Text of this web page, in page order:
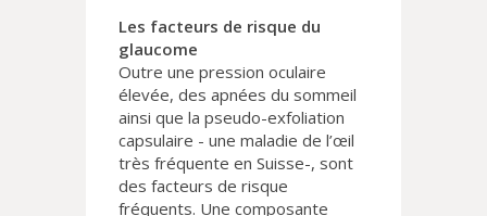
Les facteurs de risque du
glaucome
Outre une pression oculaire
élevée, des apnées du sommeil
ainsi que la pseudo-exfoliation
capsulaire - une maladie de l’œil
très fréquente en Suisse-, sont
des facteurs de risque
fréquents. Une composante